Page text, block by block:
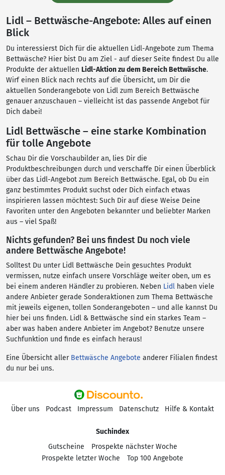
Lidl – Bettwäsche-Angebote: Alles auf einen
Blick
Du interessierst Dich für die aktuellen Lidl-Angebote zum Thema
Bettwäsche? Hier bist Du am Ziel - auf dieser Seite findest Du alle
Produkte der aktuellen Lidl-Aktion zu dem Bereich Bettwäsche.
Wirf einen Blick nach rechts auf die Übersicht, um Dir die
aktuellen Sonderangebote von Lidl zum Bereich Bettwäsche
genauer anzuschauen – vielleicht ist das passende Angebot für
Dich dabei!
Lidl Bettwäsche – eine starke Kombination
für tolle Angebote
Schau Dir die Vorschaubilder an, lies Dir die
Produktbeschreibungen durch und verschaffe Dir einen Überblick
über das Lidl-Angebot zum Bereich Bettwäsche. Egal, ob Du ein
ganz bestimmtes Produkt suchst oder Dich einfach etwas
inspirieren lassen möchtest: Such Dir auf diese Weise Deine
Favoriten unter den Angeboten bekannter und beliebter Marken
aus – viel Spaß!
Nichts gefunden? Bei uns findest Du noch viele
andere Bettwäsche Angebote!
Solltest Du unter Lidl Bettwäsche Dein gesuchtes Produkt
vermissen, nutze einfach unsere Vorschläge weiter oben, um es
bei einem anderen Händler zu probieren. Neben Lidl haben viele
andere Anbieter gerade Sonderaktionen zum Thema Bettwäsche
mit jeweils eigenen, tollen Sonderangeboten – und alle kannst Du
hier bei uns finden. Lidl & Bettwäsche sind ein starkes Team –
aber was haben andere Anbieter im Angebot? Benutze unsere
Suchfunktion und finde es einfach heraus!
Eine Übersicht aller Bettwäsche Angebote anderer Filialen findest
du nur bei uns.
Über uns Podcast Impressum Datenschutz Hilfe & Kontakt
Suchindex
Gutscheine
Prospekte nächster Woche
Prospekte letzter Woche
Top 100 Angebote